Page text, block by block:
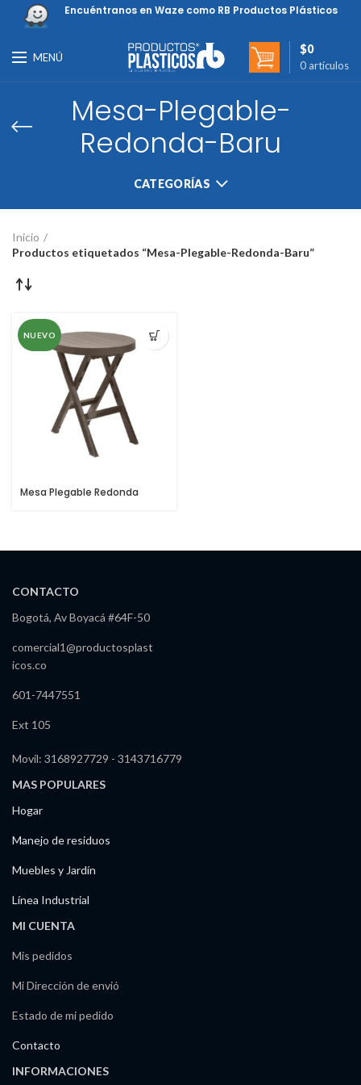
Encuéntranos en Waze como RB Productos Plásticos
MENÚ
0 artículos
$0
Mesa-Plegable-
Redonda-Baru
CATEGORÍAS
Inicio
Productos etiquetados “Mesa-Plegable-Redonda-Baru”
NUEVO
Mesa Plegable Redonda
CONTACTO
Bogotá, Av Boyacá #64F-50
comercial1@productosplast
icos.co
601-7447551
Ext 105
Movil: 3168927729 - 3143716779
MAS POPULARES
Hogar
Manejo de residuos
Muebles y Jardín
Línea Industrial
MI CUENTA
Mis pedidos
Mi Dirección de envió
Estado de mi pedido
Contacto
INFORMACIONES